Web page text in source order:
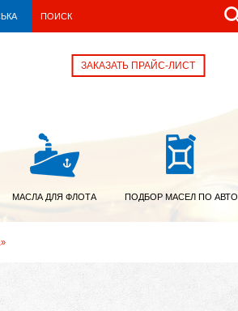
ЗАКАЗАТЬ ПРАЙС-ЛИСТ
МАСЛА ДЛЯ ФЛОТА ПОДБОР МАСЕЛ ПО АВТО